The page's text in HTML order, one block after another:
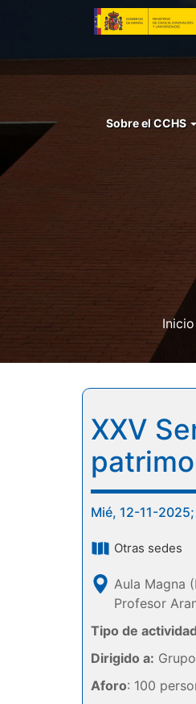
principal
Menu
Sobre el CCHS
Inicio
XXV
Mié, 12-11-
Otras sedes
Aula Magna
Profesor
Tipo de actividad
Dirigido a:
Aforo: 100